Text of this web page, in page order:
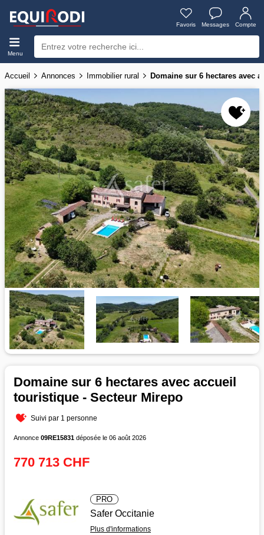
Favoris Messages Compte
Menu
Accueil Annonces Immobilier rural Domaine sur 6 hectares avec
Domaine sur 6 hectares avec accueil
touristique - Secteur Mirepo
Suivi par 1 personne
Annonce 09RE15831 déposée le 06 août 2026
770 713 CHF
PRO
Safer Occitanie
Plus d'informations